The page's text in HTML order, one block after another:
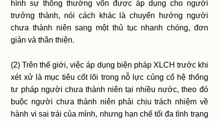
hình sự thông thường vốn được áp dụng cho người
trưởng thành, nói cách khác là chuyển hướng người
chưa thành niên sang một thủ tục nhanh chóng, đơn
giản và thân thiện.
(2) Trên thế giới, việc áp dụng biện pháp XLCH trước khi
xét xử là mục tiêu cốt lõi trong nỗ lực củng cố hệ thống
tư pháp người chưa thành niên tại nhiều nước, theo đó
buộc người chưa thành niên phải chịu trách nhiệm về
hành vi sai trái của mình, nhưng hạn chế tối đa tình trạng